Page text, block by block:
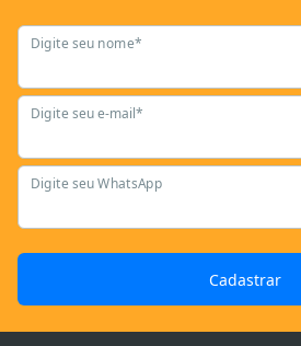
Digite seu nome*
Digite seu e-mail*
Digite seu WhatsApp
Cadastrar